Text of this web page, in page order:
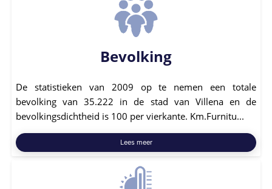
Bevolking
De statistieken van 2009 op te nemen een totale
bevolking van 35.222 in de stad van Villena en de
bevolkingsdichtheid is 100 per vierkante. Km.Furnitu...
Lees meer